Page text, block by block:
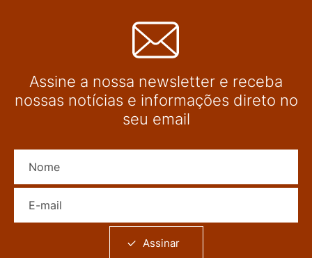
Assine a nossa newsletter e receba
nossas notícias e informações direto no
seu email
Assinar